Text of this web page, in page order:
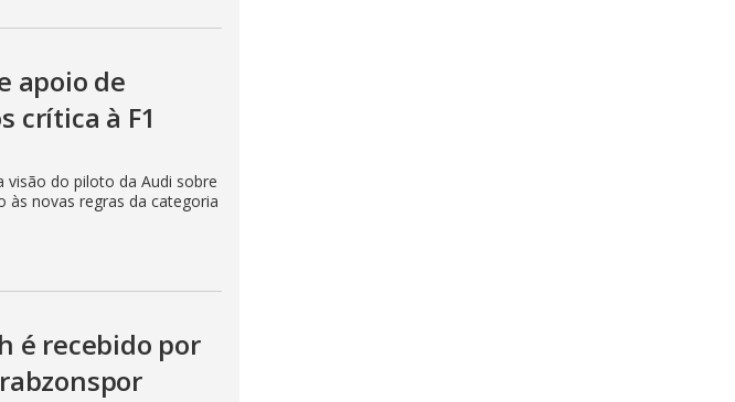
apoio de
crítica à F1
visão do piloto da Audi sobre
às novas regras da categoria
é recebido por